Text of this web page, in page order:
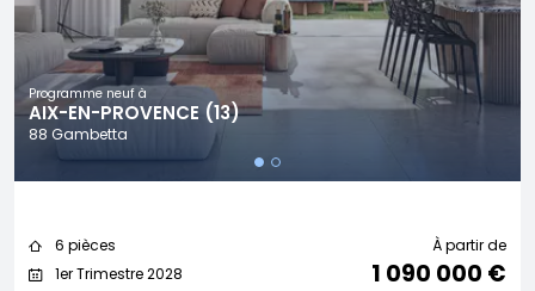
Programme neuf à
AIX-EN-PROVENCE (13)
88 Gambetta
6 pièces
1er Trimestre 2028
À partir de
1 090 000 €